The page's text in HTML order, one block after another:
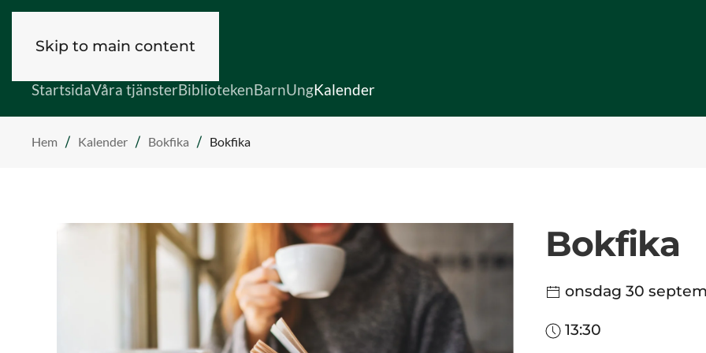
Skip to main content
StartsidaVåra tjänsterBibliotekenBarnUngKalender
Hem Kalender Bokfika Bokfika
Bokfika
onsdag 30
13:30